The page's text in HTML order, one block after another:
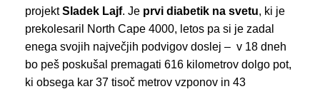
projektSladek Lajf. Je prvi diabetik na svetu, ki je
prekolesaril North Cape 4000, letos pa si je zadal
enega svojih največjih podvigov doslej – v 18 dneh
bo peš poskušal premagati 616 kilometrov dolgo pot,
ki obsega kar 37 tisoč metrov vzponov in 43